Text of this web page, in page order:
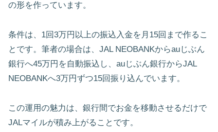
の形を作っています。
条件は、1回3万円以上の振込入金を月15回まで作るこ
とです。筆者の場合は、JAL NEOBANKからauじぶん
銀行へ45万円を自動振込し、auじぶん銀行からJAL
NEOBANKへ3万円ずつ15回振り込んでいます。
この運用の魅力は、銀行間でお金を移動させるだけで
JALマイルが積み上がることです。